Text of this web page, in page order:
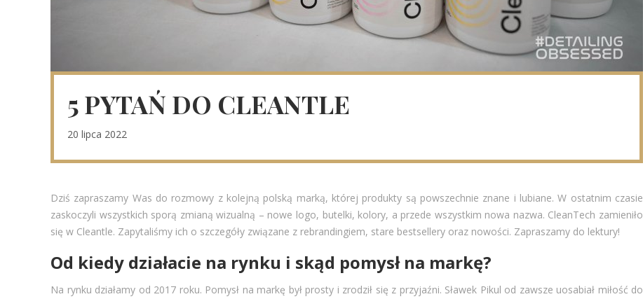
5 PYTAŃ DO CLEANTLE
20 lipca 2022
Dziś zapraszamy Was do rozmowy z kolejną polską marką, której produkty są powszechnie znane i lubiane. W ostatnim czasie
zaskoczyli wszystkich sporą zmianą wizualną – nowe logo, butelki, kolory, a przede wszystkim nowa nazwa. CleanTech zamieniło
się w Cleantle. Zapytaliśmy ich o szczegóły związane z rebrandingiem, stare bestsellery oraz nowości. Zapraszamy do lektury!
Od kiedy działacie na rynku i skąd pomysł na markę?
Na rynku działamy od 2017 roku. Pomysł na markę był prosty i zrodził się z przyjaźni. Sławek Pikul od zawsze uosabiał miłość do